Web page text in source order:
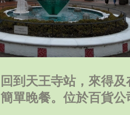
回到天王寺站，來得
簡單晚餐。位於百貨